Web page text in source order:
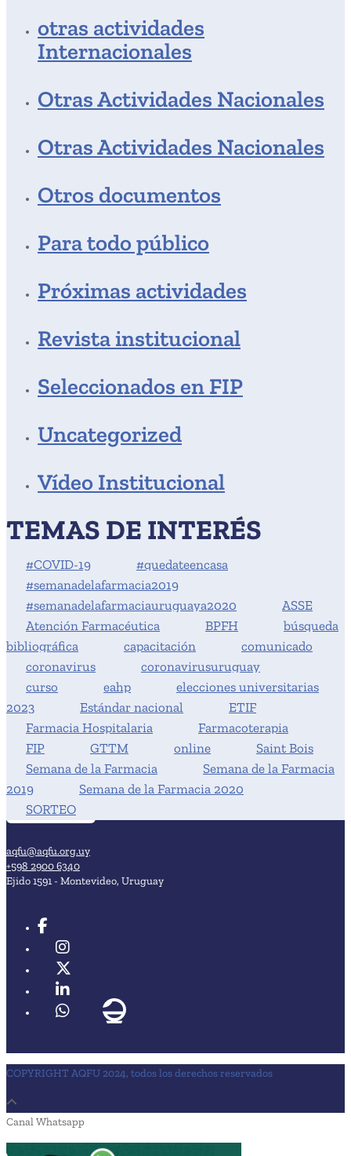
otras actividades
Internacionales
Otras Actividades Nacionales
Otras Actividades Nacionales
Otros documentos
Para todo público
Próximas actividades
Revista institucional
Seleccionados en FIP
Uncategorized
Vídeo Institucional
TEMAS DE INTERÉS
#COVID-19
#quedateencasa
#semanadelafarmacia2019
#semanadelafarmaciauruguaya2020
ASSE
Atención Farmacéutica
BPFH
búsqueda
bibliográfica
capacitación
comunicado
coronavirus
coronavirusuruguay
curso
eahp
elecciones universitarias
2023
Estándar nacional
ETIF
Farmacia Hospitalaria
Farmacoterapia
FIP
GTTM online
Saint Bois
Semana de la Farmacia
Semana de la Farmacia
2019
Semana de la Farmacia 2020
SORTEO
aqfu@aqfu.org.uy
+598 2900 6340
Ejido 1591 - Montevideo, Uruguay
COPYRIGHT AQFU 2024, todos los derechos reservados
Canal Whatsapp